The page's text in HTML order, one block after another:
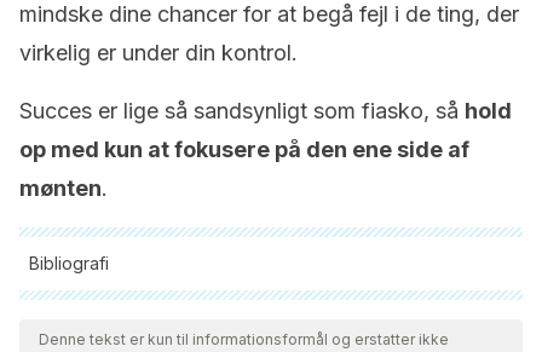
mindske dine chancer for at begå fejl i de ting, der
virkelig er under din kontrol.
Succes er lige så sandsynligt som fiasko, så hold
op med kun at fokusere på den ene side af
mønten.
Bibliografi
Alle citerede kilder blev grundigt gennemgået af vores team
for at sikre deres kvalitet, pålidelighed, aktualitet og validitet.
Denne tekst er kun til informationsformål og erstatter ikke